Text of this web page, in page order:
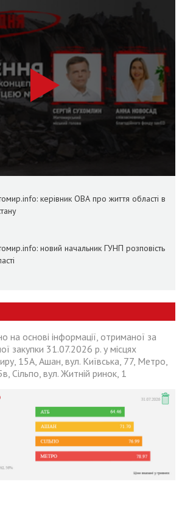
керівник ОВА про життя області в
новий начальник ГУНП розповість
на основі інформації, отриманої за
закупки 31.07.2026 р. у місцях
15А, Ашан, вул. Київська, 77, Метро,
Сільпо, вул. Житній ринок, 1